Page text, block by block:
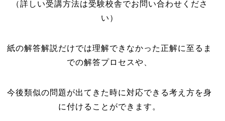
（詳しい受講方法は受験校舎でお問い合わせくださ
い）
紙の解答解説だけでは理解できなかった正解に至るま
での解答プロセスや、
今後類似の問題が出てきた時に対応できる考え方を身
に付けることができます。